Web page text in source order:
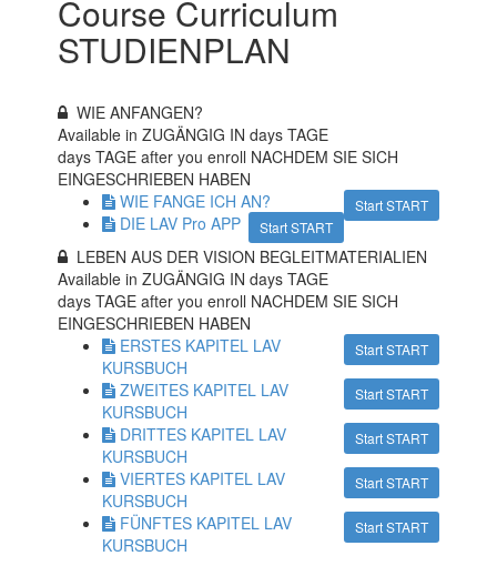
Course Curriculum
STUDIENPLAN
WIE ANFANGEN?
Available in ZUGÄNGIG INdays TAGE
days TAGE after you enroll NACHDEM SIE SICH
EINGESCHRIEBEN HABEN
Start START
WIE FANGE ICH AN?
Start START
DIE LAV Pro APP
LEBEN AUS DER VISION BEGLEITMATERIALIEN
Available in ZUGÄNGIG INdays TAGE
days TAGE after you enroll NACHDEM SIE SICH
EINGESCHRIEBEN HABEN
Start START
ERSTES KAPITEL LAV
KURSBUCH
Start START
ZWEITES KAPITEL LAV
KURSBUCH
Start START
DRITTES KAPITEL LAV
KURSBUCH
Start START
VIERTES KAPITEL LAV
KURSBUCH
Start START
FÜNFTES KAPITEL LAV
KURSBUCH